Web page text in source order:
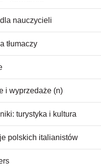
nauczycieli
tłumaczy
i wyprzedaże (n)
turystyka i kultura
polskich italianistów